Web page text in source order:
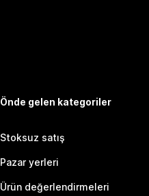
Önde gelen kategoriler
Stoksuz satış
Pazar yerleri
Ürün değerlendirmeleri